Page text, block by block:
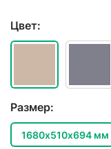
Цвет:
Размер:
1680х510х694 мм